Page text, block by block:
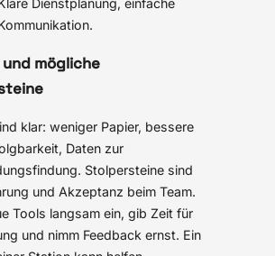
mögliche
klar: weniger Papier, bessere
Daten zur
Stolpersteine sind
und Akzeptanz beim Team.
Tools langsam ein, gib Zeit für
und nimm Feedback ernst. Ein